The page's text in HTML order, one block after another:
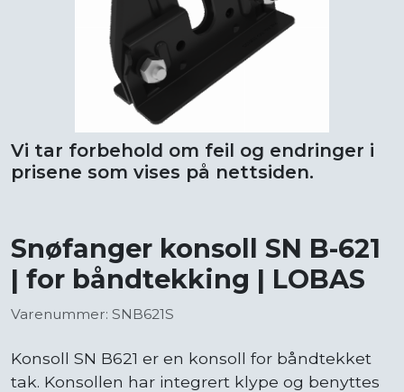
Vi tar forbehold om feil og endringer i
prisene som vises på nettsiden.
Snøfanger konsoll SN B-621
| for båndtekking | LOBAS
Varenummer: SNB621S
Konsoll SN B621 er en konsoll for båndtekket
tak. Konsollen har integrert klype og benyttes